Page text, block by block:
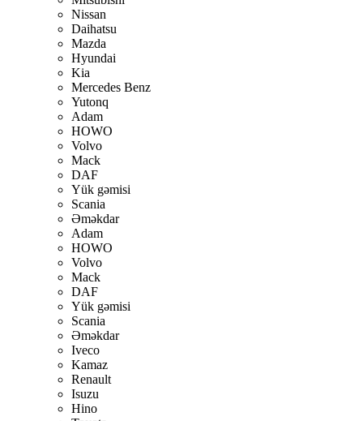
Nissan
Daihatsu
Mazda
Hyundai
Kia
Mercedes Benz
Yutonq
Adam
HOWO
Volvo
Mack
DAF
Yük gəmisi
Scania
Əməkdar
Adam
HOWO
Volvo
Mack
DAF
Yük gəmisi
Scania
Əməkdar
Iveco
Kamaz
Renault
Isuzu
Hino